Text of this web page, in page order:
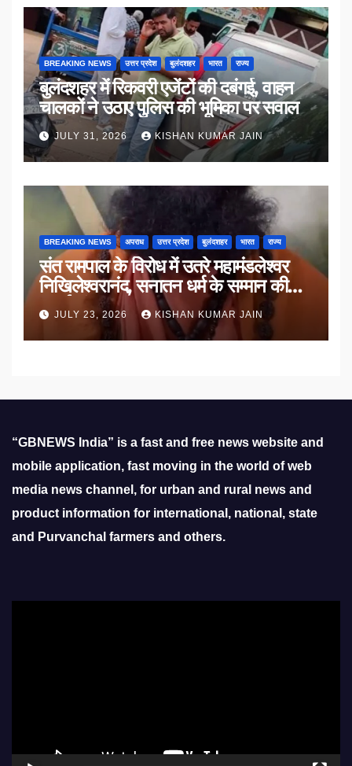
BREAKING NEWS उत्तर प्रदेश बुलंदशहर भारत राज्य
बुलंदशहर में रिकवरी एजेंटों की दबंगई, वाहन
चालकों ने उठाए पुलिस की भूमिका पर सवाल
JULY 31, 2026 KISHAN KUMAR JAIN
BREAKING NEWS अपराध उत्तर प्रदेश बुलंदशहर भारत राज्य
संत रामपाल के विरोध में उतरे महामंडलेश्वर
निखिलेश्वरानंद, सनातन धर्म के सम्मान की
उठाई मांग
JULY 23, 2026 KISHAN KUMAR JAIN
“GBNEWS India” is a fast and free news website and
mobile application, fast moving in the world of web
media news channel, for urban and rural news and
product information for international, national, state
and Purvanchal farmers and others.